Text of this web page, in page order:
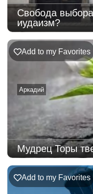
Свобода
иудаизм?
Аркадий
Add to my Favorites
Мудрец Торы
Add to my Favorites